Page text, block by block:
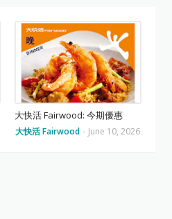
大快活 Fairwood: 今期優惠
大快活 Fairwood - June 10, 2026